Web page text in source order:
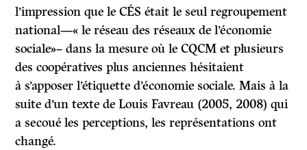
l’impression que le CÉS était le seul regroupement
national—« le réseau des réseaux de l’économie
sociale»– dans la mesure où le CQCM et plusieurs
des coopératives plus anciennes hésitaient
à s’apposer l’étiquette d’économie sociale. Mais à la
suite d’un texte de Louis Favreau (2005, 2008) qui
a secoué les perceptions, les représentations ont
changé.